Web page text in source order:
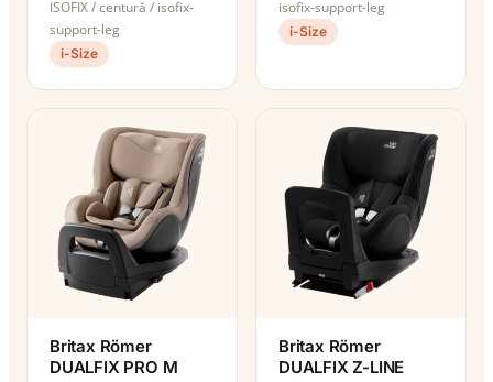
ISOFIX / centură / isofix-
support-leg
i-Size
isofix-support-leg
i-Size
Britax Römer
DUALFIX PRO M
Britax Römer
DUALFIX Z-LINE